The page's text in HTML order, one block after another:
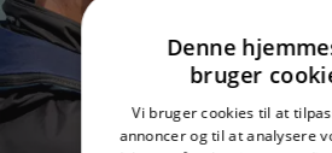
Denne
bruger
Vi bruger cookies til at
annoncer og til at analysere